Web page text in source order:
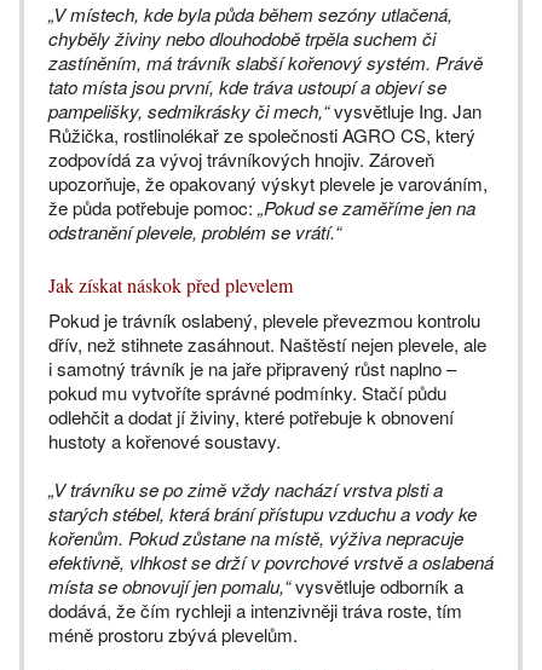
„V místech, kde byla půda během sezóny utlačená,
chyběly živiny nebo dlouhodobě trpěla suchem či
zastíněním, má trávník slabší kořenový systém. Právě
tato místa jsou první, kde tráva ustoupí a objeví se
pampelišky, sedmikrásky či mech,“vysvětluje Ing. Jan
Růžička, rostlinolékař ze společnosti AGRO CS, který
zodpovídá za vývoj trávníkových hnojiv. Zároveň
upozorňuje, že opakovaný výskyt plevele je varováním,
že půda potřebuje pomoc: „Pokud se zaměříme jen na
odstranění plevele, problém se vrátí.“
Jak získat náskok před plevelem
Pokud je trávník oslabený, plevele převezmou kontrolu
dřív, než stihnete zasáhnout. Naštěstí nejen plevele, ale
i samotný trávník je na jaře připravený růst naplno –
pokud mu vytvoříte správné podmínky. Stačí půdu
odlehčit a dodat jí živiny, které potřebuje k obnovení
hustoty a kořenové soustavy.
„V trávníku se po zimě vždy nachází vrstva plsti a
starých stébel, která brání přístupu vzduchu a vody ke
kořenům. Pokud zůstane na místě, výživa nepracuje
efektivně, vlhkost se drží v povrchové vrstvě a oslabená
místa se obnovují jen pomalu,“vysvětluje odborník a
dodává, že čím rychleji a intenzivněji tráva roste, tím
méně prostoru zbývá plevelům.